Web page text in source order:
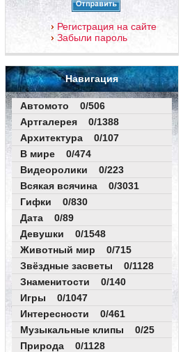
Регистрация на сайте
Забыли пароль
Навигация
Автомото 0/506
Артгалерея 0/1388
Архитектура 0/107
В мире 0/474
Видеоролики 0/223
Всякая всячина 0/3031
Гифки 0/830
Дата 0/89
Девушки 0/1548
Животный мир 0/715
Звёздные засветы 0/1128
Знаменитости 0/140
Игры 0/1047
Интересности 0/461
Музыкальные клипы 0/25
Природа 0/1128